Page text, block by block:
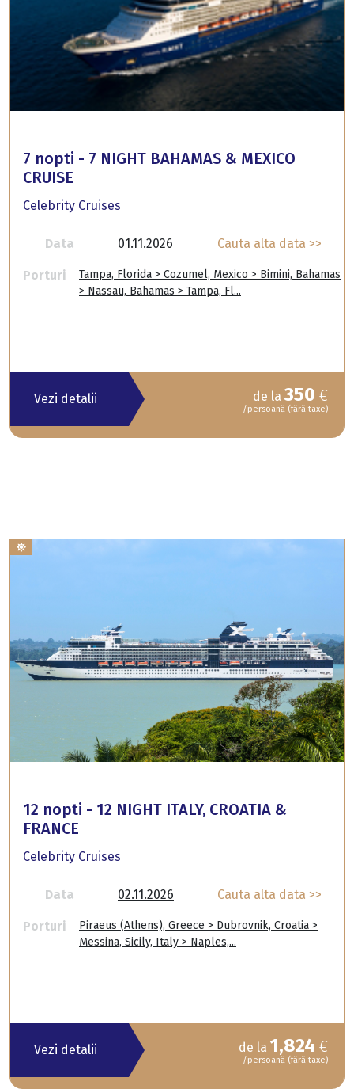
7 nopti - 7 NIGHT BAHAMAS & MEXICO
CRUISE
Celebrity Cruises
Data 01.11.2026 Cauta alta data >>
Porturi
Tampa, Florida > Cozumel, Mexico > Bimini, Bahamas
> Nassau, Bahamas > Tampa, Fl...
Vezi detalii de la 350 €
/persoană (fără taxe)
12 nopti - 12 NIGHT ITALY, CROATIA &
FRANCE
Celebrity Cruises
Data 02.11.2026 Cauta alta data >>
Porturi
Piraeus (Athens), Greece > Dubrovnik, Croatia >
Messina, Sicily, Italy > Naples,...
Vezi detalii de la 1,824 €
/persoană (fără taxe)